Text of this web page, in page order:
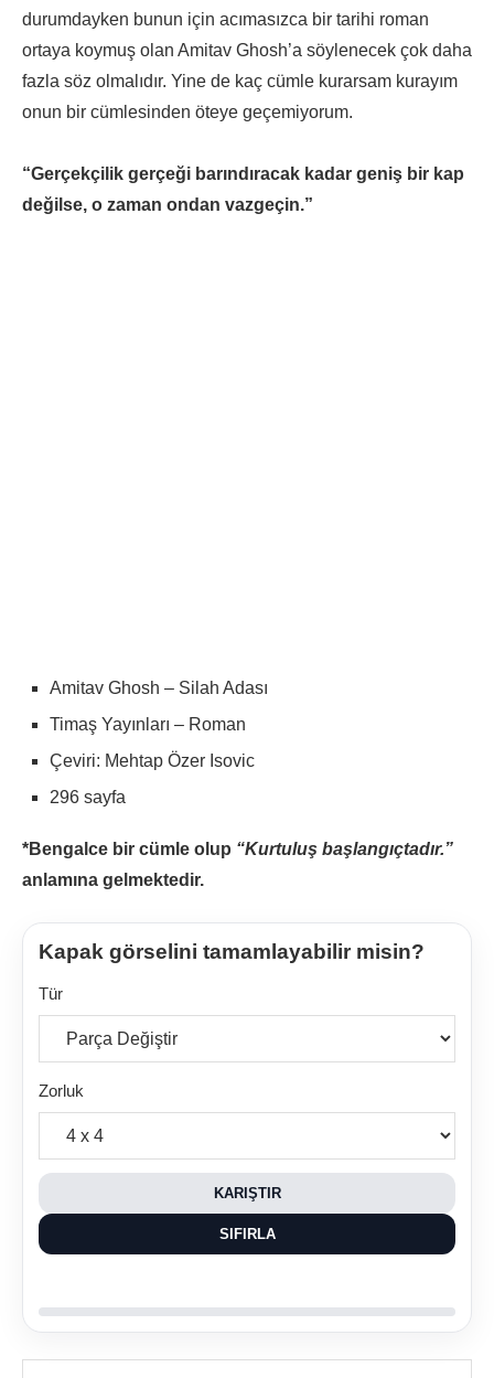
durumdayken bunun için acımasızca bir tarihi roman
ortaya koymuş olan Amitav Ghosh’a söylenecek çok daha
fazla söz olmalıdır. Yine de kaç cümle kurarsam kurayım
onun bir cümlesinden öteye geçemiyorum.
“Gerçekçilik gerçeği barındıracak kadar geniş bir kap
değilse, o zaman ondan vazgeçin.”
Amitav Ghosh – Silah Adası
Timaş Yayınları – Roman
Çeviri: Mehtap Özer Isovic
296 sayfa
*Bengalce bir cümle olup “Kurtuluş başlangıçtadır.”
anlamına gelmektedir.
Kapak görselini tamamlayabilir misin?
Tür
Zorluk
KARIŞTIR
SIFIRLA